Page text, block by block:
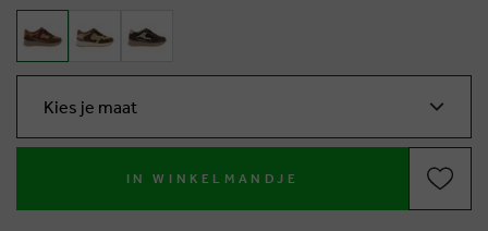
Kies je maat
IN WINKELMANDJE